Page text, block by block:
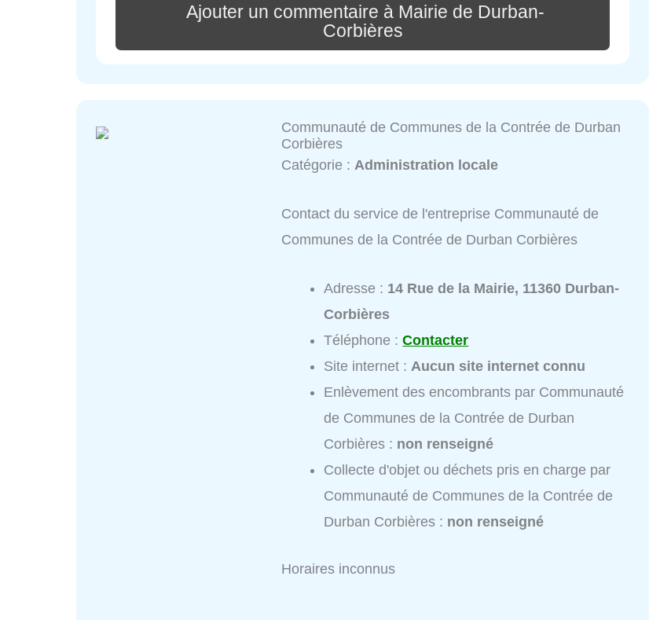
Ajouter un commentaire à Mairie de Durban-
Corbières
Communauté de Communes de la Contrée de Durban
Corbières
Catégorie : Administration locale
Contact du service de l'entreprise Communauté de
Communes de la Contrée de Durban Corbières
Adresse : 14 Rue de la Mairie, 11360 Durban-
Corbières
Téléphone :Contacter
Site internet : Aucun site internet connu
Enlèvement des encombrants par Communauté
de Communes de la Contrée de Durban
Corbières : non renseigné
Collecte d'objet ou déchets pris en charge par
Communauté de Communes de la Contrée de
Durban Corbières : non renseigné
Horaires inconnus